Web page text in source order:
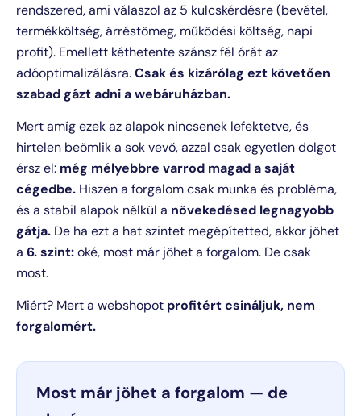
rendszered, ami válaszol az 5 kulcskérdésre (bevétel,
termékköltség, árréstömeg, működési költség, napi
profit). Emellett kéthetente szánsz fél órát az
adóoptimalizálásra.Csak és kizárólag ezt követően
szabad gázt adni a webáruházban.
Mert amíg ezek az alapok nincsenek lefektetve, és
hirtelen beömlik a sok vevő, azzal csak egyetlen dolgot
érsz el: még mélyebbre varrod magad a saját
cégedbe. Hiszen a forgalom csak munka és probléma,
és a stabil alapok nélkül a növekedésed legnagyobb
gátja. De ha ezt a hat szintet megépítetted, akkor jöhet
a 6. szint:oké, most már jöhet a forgalom. De csak
most.
Miért? Mert a webshopot profitért csináljuk, nem
forgalomért.
Most már jöhet a forgalom — de